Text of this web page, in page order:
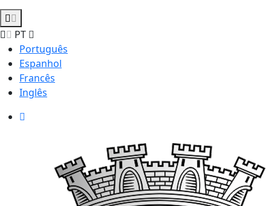
PT
Português
Espanhol
Francês
Inglês